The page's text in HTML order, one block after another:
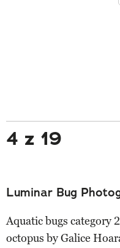
4 z 19
Luminar Bug
Aquatic bugs category
octopus by Galice